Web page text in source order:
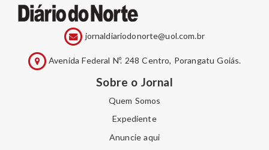
jornaldiariodonorte@uol.com.br
Avenida Federal Nº. 248 Centro, Porangatu Goiás.
Sobre o Jornal
Quem Somos
Expediente
Anuncie aqui